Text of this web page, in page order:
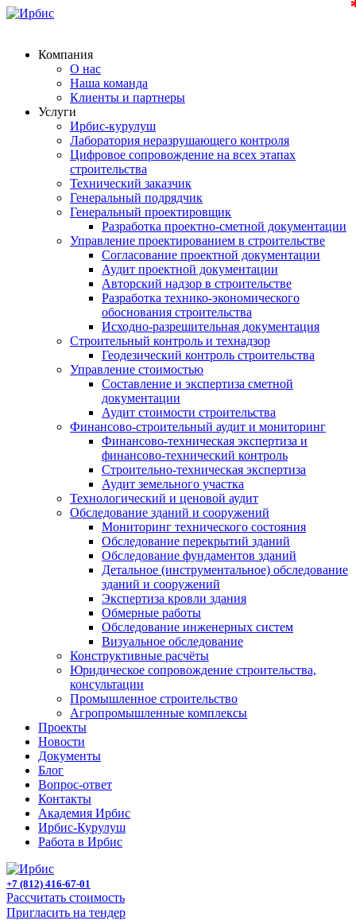
Компания
О нас
Наша команда
Клиенты и партнеры
Услуги
Ирбис-курулуш
Лаборатория неразрушающего контроля
Цифровое сопровождение на всех этапах
строительства
Технический заказчик
Генеральный подрядчик
Генеральный проектировщик
Разработка проектно-сметной документации
Управление проектированием в строительстве
Согласование проектной документации
Аудит проектной документации
Авторский надзор в строительстве
Разработка технико-экономического
обоснования строительства
Исходно-разрешительная документация
Строительный контроль и технадзор
Геодезический контроль строительства
Управление стоимостью
Составление и экспертиза сметной
документации
Аудит стоимости строительства
Финансово-строительный аудит и мониторинг
Финансово-техническая экспертиза и
финансово-технический контроль
Строительно-техническая экспертиза
Аудит земельного участка
Технологический и ценовой аудит
Обследование зданий и сооружений
Мониторинг технического состояния
Обследование перекрытий зданий
Обследование фундаментов зданий
Детальное (инструментальное) обследование
зданий и сооружений
Экспертиза кровли здания
Обмерные работы
Обследование инженерных систем
Визуальное обследование
Конструктивные расчёты
Юридическое сопровождение строительства,
консультации
Промышленное строительство
Агропромышленные комплексы
Проекты
Новости
Документы
Блог
Вопрос-ответ
Контакты
Академия Ирбис
Ирбис-Курулуш
Работа в Ирбис
+7 (812) 416-67-01
Рассчитать стоимость
Пригласить на тендер